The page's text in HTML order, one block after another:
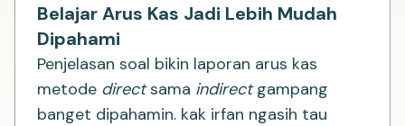
Belajar Arus Kas Jadi Lebih Mudah
Dipahami
Penjelasan soal bikin laporan arus kas
metode directsama indirectgampang
banget dipahamin. kak irfan ngasih tau